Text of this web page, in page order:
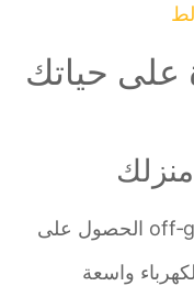
على حياتك
يمكنك باستخدام نظام هجين أو off‑grid الحصول على
واسعة